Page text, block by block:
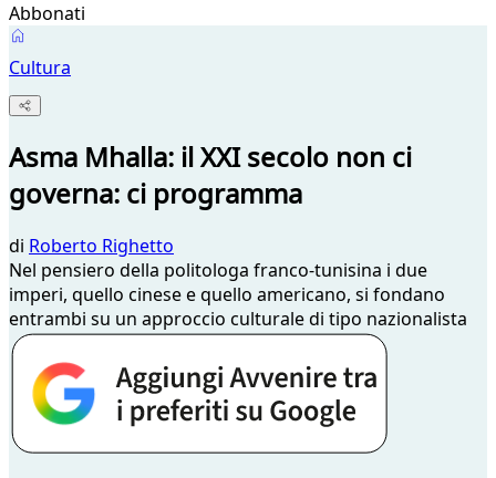
Abbonati
Cultura
Asma Mhalla: il XXI secolo non ci
governa: ci programma
di Roberto Righetto
Nel pensiero della politologa franco-tunisina i due
imperi, quello cinese e quello americano, si fondano
entrambi su un approccio culturale di tipo nazionalista